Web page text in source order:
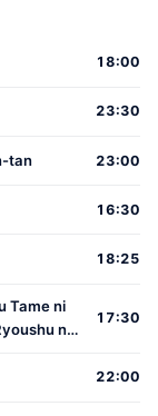
18:00
23:30
tan 23:00
16:30
18:25
Tame ni
no
17:30
22:00